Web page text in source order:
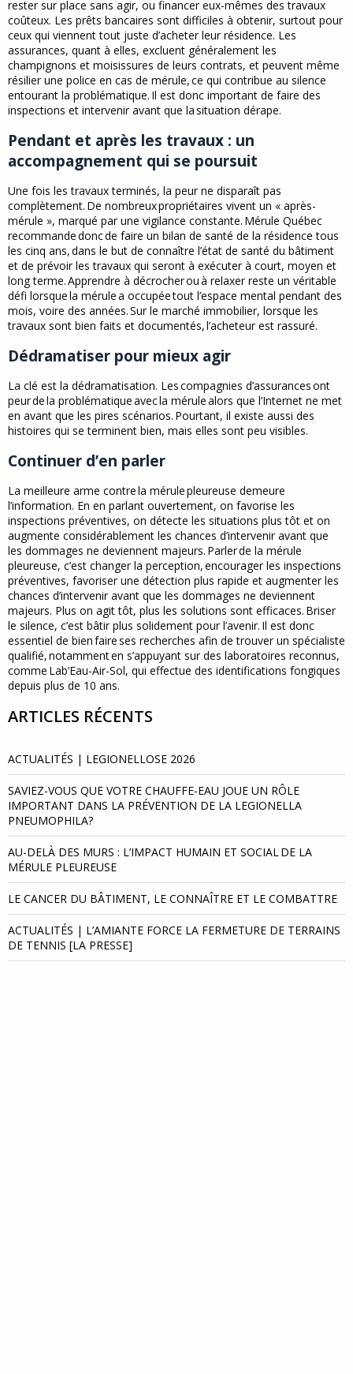
rester sur place sans agir, ou financer eux-mêmes des travaux
coûteux. Les prêts bancaires sont difficiles à obtenir, surtout pour
ceux qui viennent tout juste d’acheter leur résidence. Les
assurances, quant à elles, excluent généralement les
champignons et moisissures de leurs contrats, et peuvent même
résilier une police en cas de mérule, ce qui contribue au silence
entourant la problématique. Il est donc important de faire des
inspections et intervenir avant que la situation dérape.
Pendant et après les travaux : un
accompagnement qui se poursuit
Une fois les travaux terminés, la peur ne disparaît pas
complètement. De nombreux propriétaires vivent un « après-
mérule », marqué par une vigilance constante. Mérule Québec
recommande donc de faire un bilan de santé de la résidence tous
les cinq ans, dans le but de connaître l’état de santé du bâtiment
et de prévoir les travaux qui seront à exécuter à court, moyen et
long terme. Apprendre à décrocher ou à relaxer reste un véritable
défi lorsque la mérule a occupée tout l’espace mental pendant des
mois, voire des années. Sur le marché immobilier, lorsque les
travaux sont bien faits et documentés, l’acheteur est rassuré.
Dédramatiser pour mieux agir
La clé est la dédramatisation. Les compagnies d’assurances ont
peur de la problématique avec la mérule alors que l’Internet ne met
en avant que les pires scénarios. Pourtant, il existe aussi des
histoires qui se terminent bien, mais elles sont peu visibles.
Continuer d’en parler
La meilleure arme contre la mérule pleureuse demeure
l’information. En en parlant ouvertement, on favorise les
inspections préventives, on détecte les situations plus tôt et on
augmente considérablement les chances d’intervenir avant que
les dommages ne deviennent majeurs. Parler de la mérule
pleureuse, c’est changer la perception, encourager les inspections
préventives, favoriser une détection plus rapide et augmenter les
chances d’intervenir avant que les dommages ne deviennent
majeurs. Plus on agit tôt, plus les solutions sont efficaces. Briser
le silence, c’est bâtir plus solidement pour l’avenir. Il est donc
essentiel de bien faire ses recherches afin de trouver un spécialiste
qualifié, notamment en s’appuyant sur des laboratoires reconnus,
comme Lab’Eau-Air-Sol, qui effectue des identifications fongiques
depuis plus de 10 ans.
ARTICLES RÉCENTS
ACTUALITÉS | LEGIONELLOSE 2026
SAVIEZ-VOUS QUE VOTRE CHAUFFE-EAU JOUE UN RÔLE
IMPORTANT DANS LA PRÉVENTION DE LA LEGIONELLA
PNEUMOPHILA?
AU-DELÀ DES MURS : L’IMPACT HUMAIN ET SOCIAL DE LA
MÉRULE PLEUREUSE
LE CANCER DU BÂTIMENT, LE CONNAÎTRE ET LE COMBATTRE
ACTUALITÉS | L’AMIANTE FORCE LA FERMETURE DE TERRAINS
DE TENNIS [LA PRESSE]